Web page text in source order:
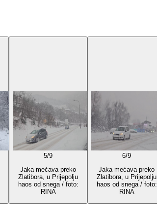
5/9
Jaka mećava preko
Zlatibora, u Prijepolju
haos od snega / foto:
RINA
6/9
Jaka mećava preko
Zlatibora, u Prijepolju
haos od snega / foto:
RINA